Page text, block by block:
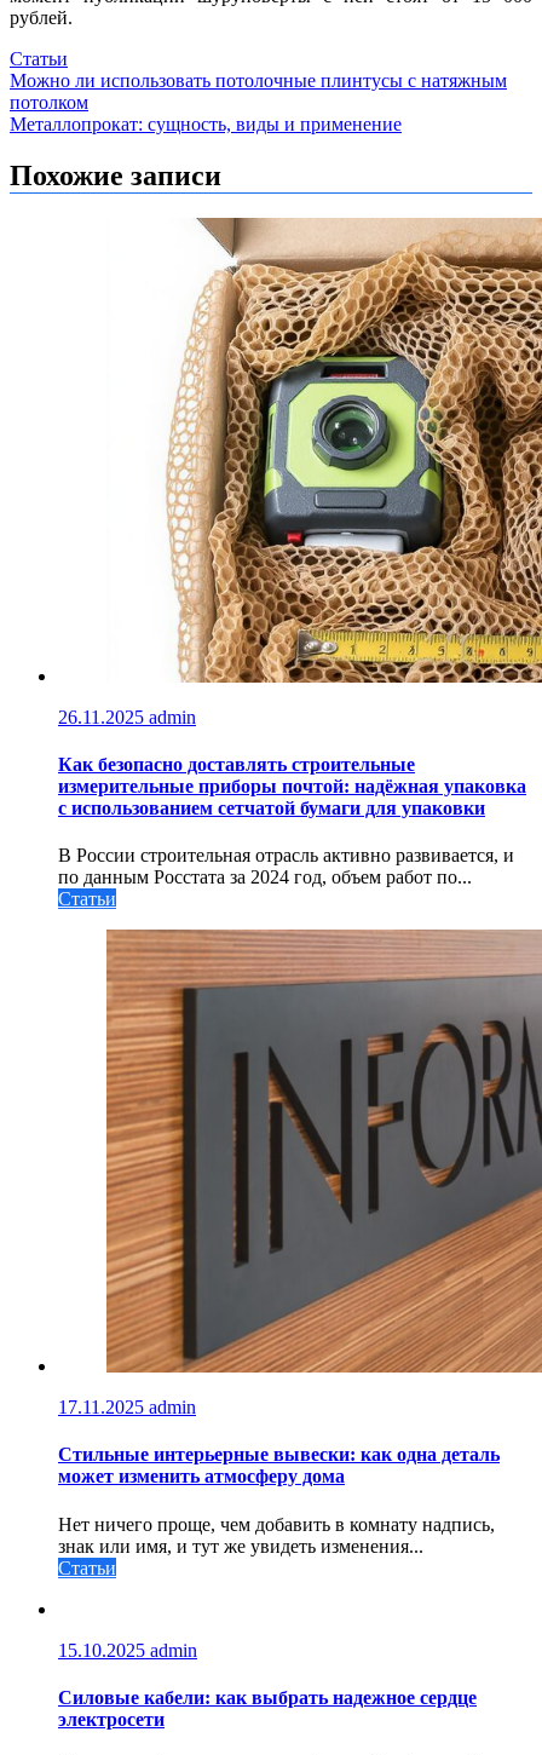
рублей.
Статьи
Навигация
по
Можно ли использовать потолочные плинтусы с натяжным
потолком
Металлопрокат: сущность, виды и применение
Похожие записи
26.11.2025 admin
Как безопасно доставлять строительные
измерительные приборы почтой: надёжная упаковка
с использованием сетчатой бумаги для упаковки
В России строительная отрасль активно развивается, и
по данным Росстата за 2024 год, объем работ по...
Статьи
17.11.2025 admin
Стильные интерьерные вывески: как одна деталь
может изменить атмосферу дома
Нет ничего проще, чем добавить в комнату надпись,
знак или имя, и тут же увидеть изменения...
Статьи
15.10.2025 admin
Силовые кабели: как выбрать надежное сердце
электросети